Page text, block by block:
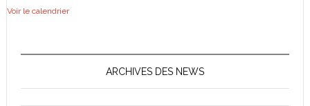
Voir le calendrier
ARCHIVES DES NEWS